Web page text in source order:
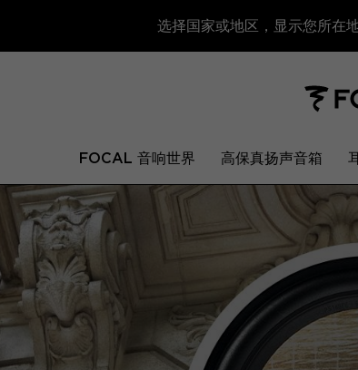
选择国家或地区，显示您所在
FOCAL 音响世界 高保真扬声音箱